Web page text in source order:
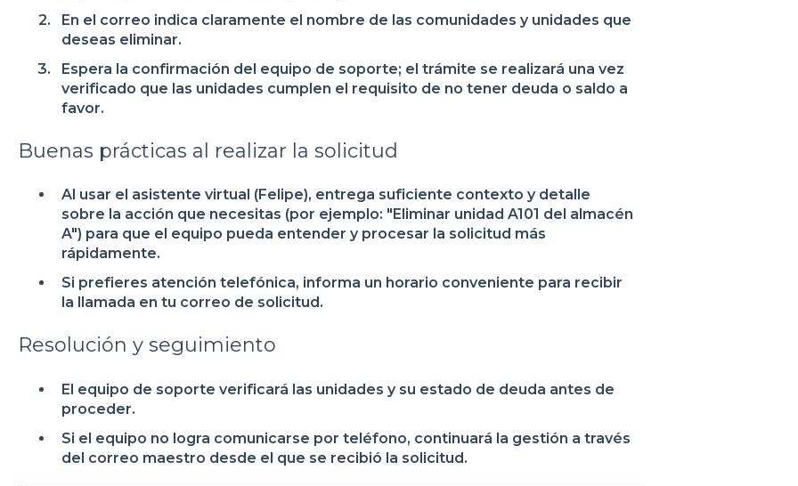
En el correo indica claramente el nombre de las comunidades y unidades que
deseas eliminar.
Espera la confirmación del equipo de soporte; el trámite se realizará una vez
verificado que las unidades cumplen el requisito de no tener deuda o saldo a
favor.
Buenas prácticas al realizar la solicitud
Al usar el asistente virtual (Felipe), entrega suficiente contexto y detalle
sobre la acción que necesitas (por ejemplo: "Eliminar unidad A101 del almacén
A") para que el equipo pueda entender y procesar la solicitud más
rápidamente.
Si prefieres atención telefónica, informa un horario conveniente para recibir
la llamada en tu correo de solicitud.
Resolución y seguimiento
El equipo de soporte verificará las unidades y su estado de deuda antes de
proceder.
Si el equipo no logra comunicarse por teléfono, continuará la gestión a través
del correo maestro desde el que se recibió la solicitud.